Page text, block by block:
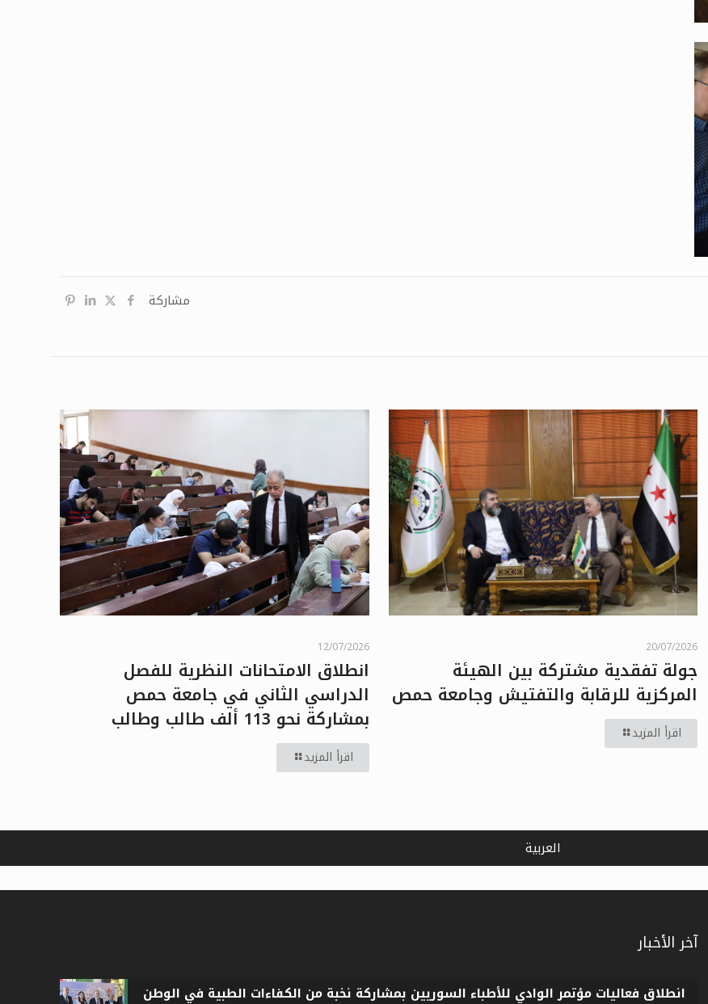
مشاركة
20/07/2026
جولة تفقدية مشتركة بين الهيئة
المركزية للرقابة والتفتيش وجامعة حمص
اقرأ المزيد
12/07/2026
انطلاق الامتحانات النظرية للفصل
الدراسي الثاني في جامعة حمص
بمشاركة نحو 113 ألف طالب وطالب
اقرأ المزيد
آخر الأخبار
انطلاق فعاليات مؤتمر الوادي للأطباء السوريين بمشاركة نخبة من الكفاءات الطبية في الوطن
العربية